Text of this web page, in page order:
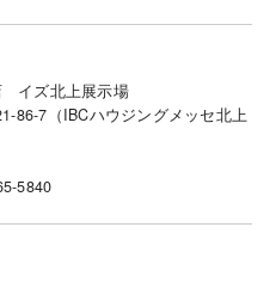
イズ北上展示場
86-7（IBCハウジングメッセ北上
5840